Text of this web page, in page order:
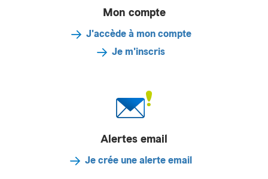
Mon compte
J'accède à mon compte
Je m'inscris
Alertes email
Je crée une alerte email